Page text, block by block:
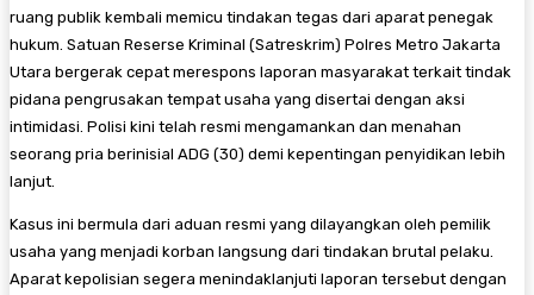
ruang publik kembali memicu tindakan tegas dari aparat penegak
hukum. Satuan Reserse Kriminal (Satreskrim) Polres Metro Jakarta
Utara bergerak cepat merespons laporan masyarakat terkait tindak
pidana pengrusakan tempat usaha yang disertai dengan aksi
intimidasi. Polisi kini telah resmi mengamankan dan menahan
seorang pria berinisial ADG (30) demi kepentingan penyidikan lebih
lanjut.
​Kasus ini bermula dari aduan resmi yang dilayangkan oleh pemilik
usaha yang menjadi korban langsung dari tindakan brutal pelaku.
Aparat kepolisian segera menindaklanjuti laporan tersebut dengan